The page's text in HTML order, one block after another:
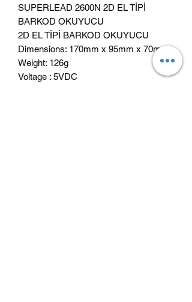
SUPERLEAD 2600N 2D EL TİPİ
BARKOD OKUYUCU
2D EL TİPİ BARKOD OKUYUCU
Dimensions: 170mm x 95mm x 70mm
Weight: 126g
Voltage : 5VDC